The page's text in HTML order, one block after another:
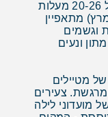
והסתיו מציעים טמפרטורות נעימות של 20-26 מעלות
מתאפיין
של 12-17 מעלות וגשמים
ונעים
מטיילים
צעירים
מועדוני לילה